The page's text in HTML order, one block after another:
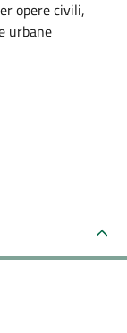
opere civili,
urbane